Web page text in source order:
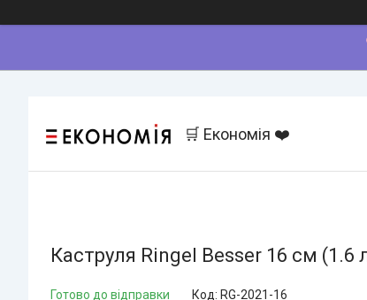
🛒 Економія ❤️
Каструля Ringel Besser 16 см (1.6
Готово до відправки Код: RG-2021-16